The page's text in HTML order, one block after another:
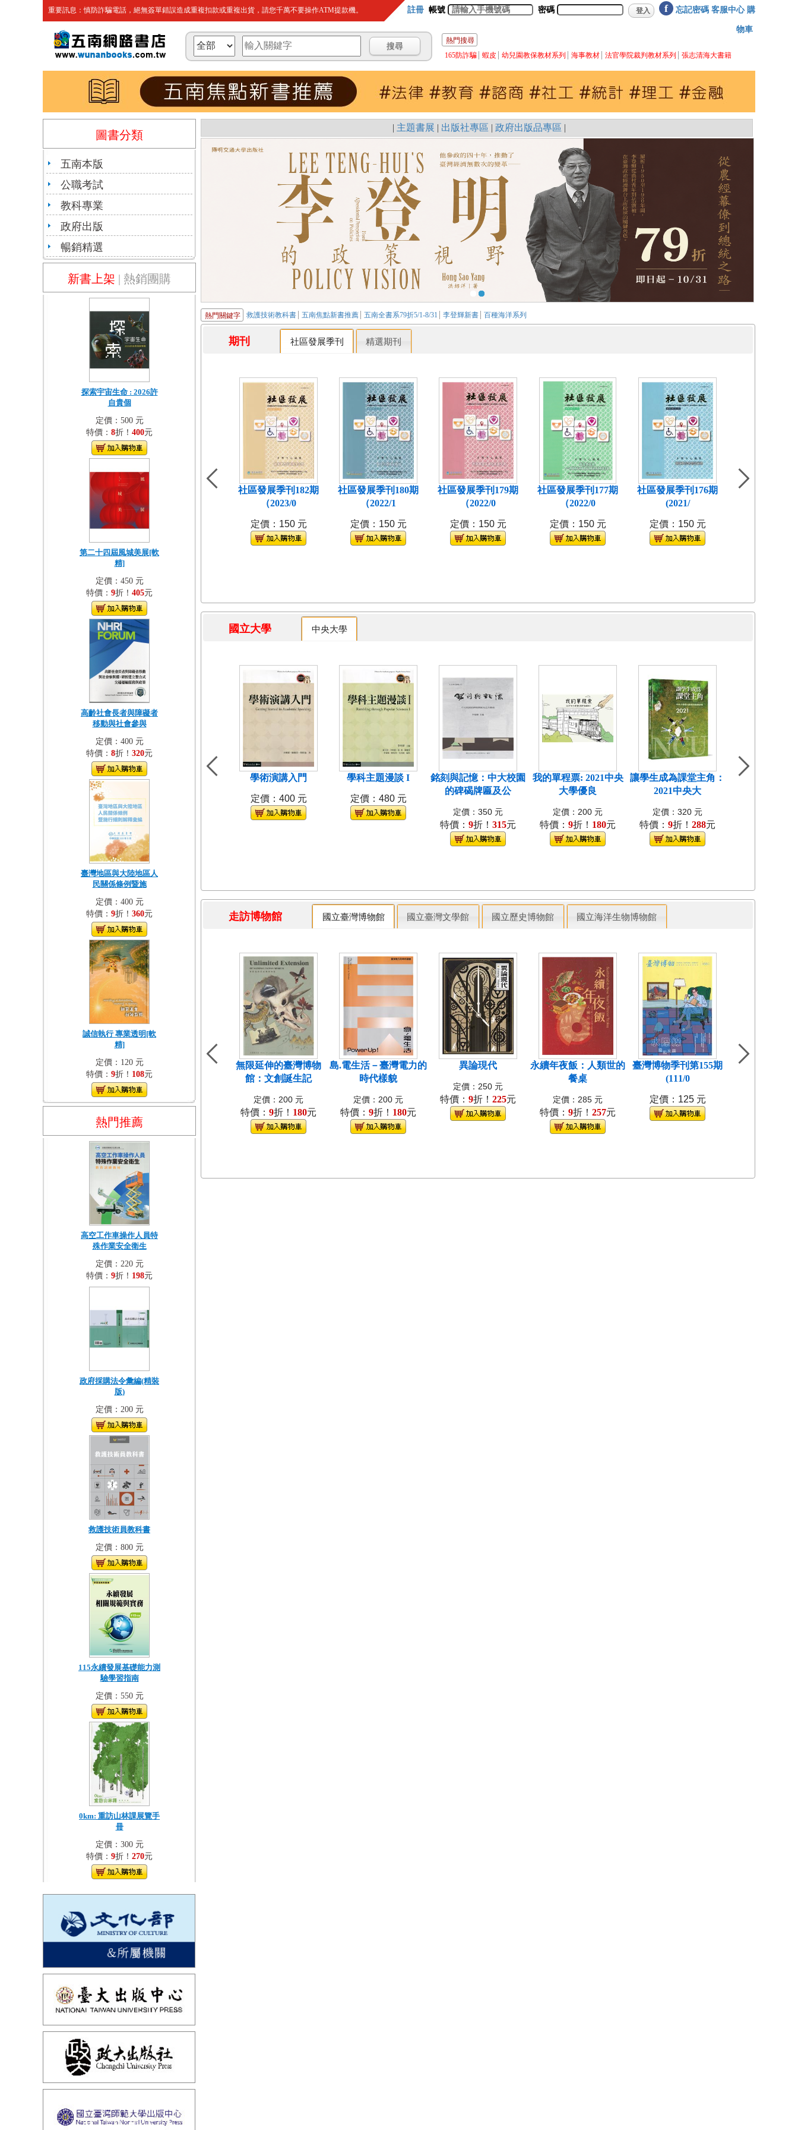
重要訊息：慎防詐騙電話，絕無簽單錯誤造成重複扣款或重複出貨，請您千萬不要操作ATM提款機。 註冊 帳號 密碼 f 忘記密碼 客服中心 購
物車
熱門搜尋
165防詐騙
蝦皮 幼兒園教保教材系列 海事教材 法官學院裁判教材系列 張志清海大書籍
圖書分類
五南本版
公職考試
教科專業
政府出版
暢銷精選
新書上架 | 熱銷團購
探索宇宙生命 : 2026許
自貴個
定價：500 元
特價： 8折！ 400元
第二十四屆風城美展[軟
精]
定價：450 元
特價： 9折！ 405元
高齡社會長者與障礙者
移動與社會參與
定價：400 元
特價： 8折！ 320元
臺灣地區與大陸地區人
民關係條例暨施
定價：400 元
特價： 9折！ 360元
誠信執行 專業透明[軟
精]
定價：120 元
特價： 9折！ 108元
熱門推薦
高空工作車操作人員特
殊作業安全衛生
定價：220 元
特價： 9折！ 198元
政府採購法令彙編(精裝
版)
定價：200 元
救護技術員教科書
定價：800 元
115永續發展基礎能力測
驗學習指南
定價：550 元
0km: 重訪山林課展覽手
冊
定價：300 元
特價： 9折！ 270元
| 主題書展 | 出版社專區 | 政府出版品專區 |
熱門關鍵字 救護技術教科書 五南焦點新書推薦 五南全書系79折5/1-8/31 李登輝新書 百種海洋系列
期刊 社區發展季刊 精選期刊
社區發展季刊182期
（2023/0
定價：150 元
社區發展季刊180期
（2022/1
定價：150 元
社區發展季刊179期
（2022/0
定價：150 元
社區發展季刊177期
（2022/0
定價：150 元
社區發展季刊176期
(2021/
定價：150 元
社區發展季刊
國立大學 中央大學
學術演講入門
定價：400 元
學科主題漫談 I
定價：480 元
銘刻與記憶：中大校園
的碑碣牌匾及公
定價：350 元
特價： 9折！ 315元
我的單程票: 2021中央
大學優良
定價：200 元
特價： 9折！ 180元
讓學生成為課堂主角：
2021中央大
定價：320 元
特價： 9折！ 288元
佛理與文心 臺
走訪博物館 國立臺灣博物館 國立臺灣文學館 國立歷史博物館 國立海洋生物博物館
無限延伸的臺灣博物
館：文創誕生記
定價：200 元
特價： 9折！ 180元
島.電生活－臺灣電力的
時代樣貌
定價：200 元
特價： 9折！ 180元
異論現代
定價：250 元
特價： 9折！ 225元
永續年夜飯：人類世的
餐桌
定價：285 元
特價： 9折！ 257元
臺灣博物季刊第155期
(111/0
定價：125 元
物語－原.民.官